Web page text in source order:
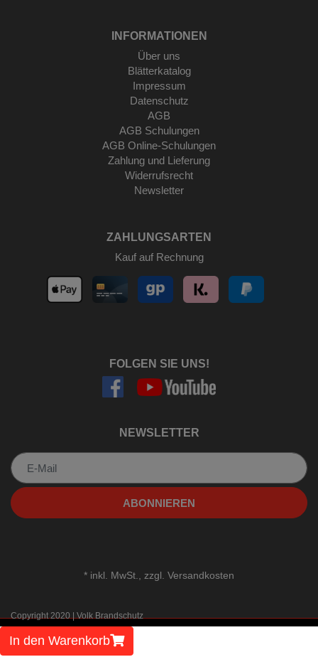
INFORMATIONEN
Über uns
Blätterkatalog
Impressum
Datenschutz
AGB
AGB Schulungen
AGB Online-Schulungen
Zahlung und Lieferung
Widerrufsrecht
Newsletter
ZAHLUNGSARTEN
Kauf auf Rechnung
FOLGEN SIE UNS!
NEWSLETTER
Newsletter
ABONNIEREN
* inkl. MwSt., zzgl. Versandkosten
Copyright 2020 | Volk Brandschutz
In den Warenkorb